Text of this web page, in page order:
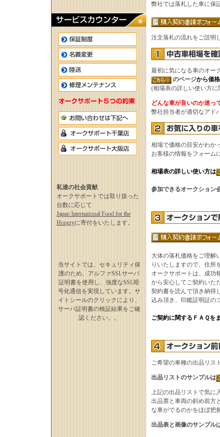
私達の社会貢献
オークサポートでは取り扱った
台数に応じて
Japan International Food for the
Hungryに寄付をいたします。
当サイトでは、セキュリティ保
護のため、アルファSSLサーバ
証明書を使用し、強度なSSL暗
号化通信を実現しています。サ
イトシールのクリックにより、
サーバ証明書の検証結果をご確
認ください。。
弊社では落札した車に保
注文落札の流れをご説明
最初に気になる車のオー
のページから価
(相場表の詳しい使い方に
どんな車が良いのか迷っ
弊社担当者が適切なアド
相場で価格の目安がわか
お客様の情報をフォーム
相場表の詳しい使い方は
参加できるオークション
大体の落札価格をご理解
りいたしますので、住所
オークサポートは、成功
から安心してご契約いた
契約書を読んで頂き納得
込み頂き、印鑑証明証の
ご契約に関するＦＡＱを
ご希望の車種の出品リス
出品リストのサンプルは
上記の出品リストで気に
出品票と車両の斜め前方
な車がでるのかをほぼ把
出品表と画像のサンプル